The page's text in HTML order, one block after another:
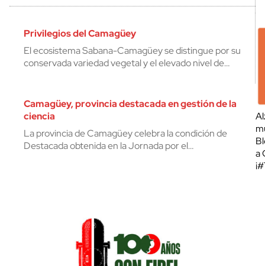
Privilegios del Camagüey
El ecosistema Sabana-Camagüey se distingue por su
conservada variedad vegetal y el elevado nivel de…
Camagüey, provincia destacada en gestión de la
ciencia
La provincia de Camagüey celebra la condición de
Destacada obtenida en la Jornada por el…
a